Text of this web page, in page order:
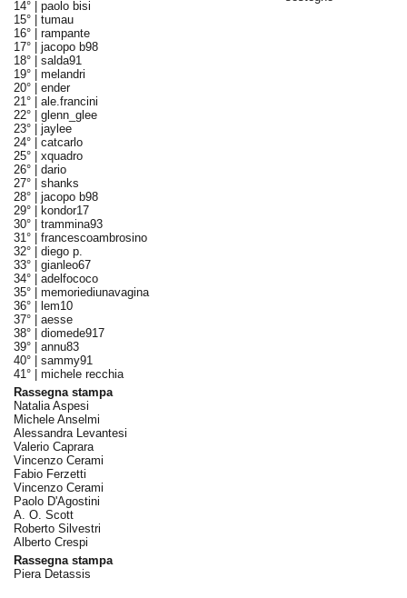
14° | paolo bisi
15° | tumau
16° | rampante
17° | jacopo b98
18° | salda91
19° | melandri
20° | ender
21° | ale.francini
22° | glenn_glee
23° | jaylee
24° | catcarlo
25° | xquadro
26° | dario
27° | shanks
28° | jacopo b98
29° |
kondor17
30° | trammina93
31° | francescoambrosino
32° | diego p.
33° | gianleo67
34° | adelfococo
35° | memoriediunavagina
36° |
lem10
37° | aesse
38° | diomede917
39° | annu83
40° | sammy91
41° | michele recchia
Rassegna stampa
Natalia Aspesi
Michele Anselmi
Alessandra Levantesi
Valerio Caprara
Vincenzo Cerami
Fabio Ferzetti
Vincenzo Cerami
Paolo D'Agostini
A. O. Scott
Roberto Silvestri
Alberto Crespi
Rassegna stampa
Piera Detassis